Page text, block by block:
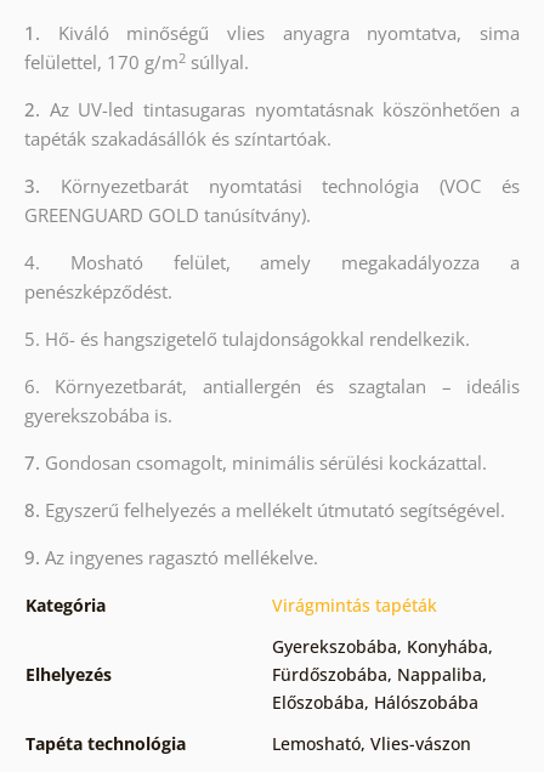
1. Kiváló minőségű vlies anyagra nyomtatva, sima
felülettel, 170 g/m2súllyal.
2. Az UV-led tintasugaras nyomtatásnak köszönhetően a
tapéták szakadásállók és színtartóak.
3. Környezetbarát nyomtatási technológia (VOC és
GREENGUARD GOLD tanúsítvány).
4. Mosható felület, amely megakadályozza a
penészképződést.
5. Hő- és hangszigetelő tulajdonságokkal rendelkezik.
6. Környezetbarát, antiallergén és szagtalan – ideális
gyerekszobába is.
7. Gondosan csomagolt, minimális sérülési kockázattal.
8. Egyszerű felhelyezés a mellékelt útmutató segítségével.
9. Az ingyenes ragasztó mellékelve.
Kategória Virágmintás tapéták
Elhelyezés
Gyerekszobába, Konyhába,
Fürdőszobába, Nappaliba,
Előszobába, Hálószobába
Tapéta technológia
Lemosható, Vlies-vászon